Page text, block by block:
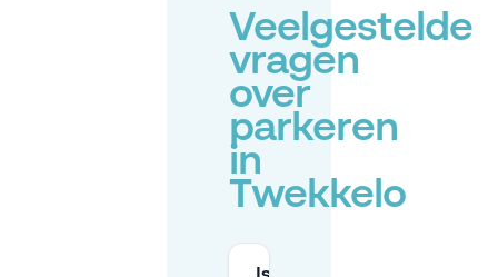
Veelgestelde
vragen
over
parkeren
in
Twekkelo